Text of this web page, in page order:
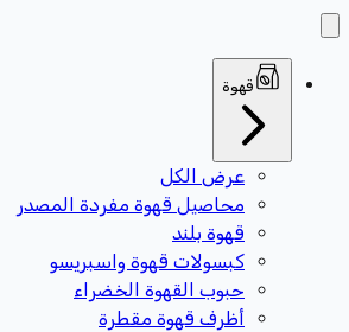
قهوة
عرض الكل
محاصيل قهوة مفردة المصدر
قهوة بلند
كبسولات قهوة واسبريسو
حبوب القهوة الخضراء
أظرف قهوة مقطرة